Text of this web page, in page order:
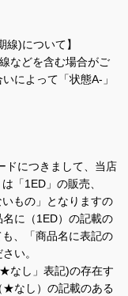
線)について】
などを含む場合がご
によって「状態A-」
ドにつきまして、当店
「1ED」の販売、
いもの」となりますの
に（1ED）の記載の
、「商品名に表記の
い。
なし」表記)の存在す
★なし）の記載のある